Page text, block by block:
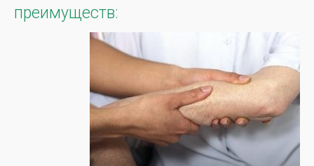
преимуществ: